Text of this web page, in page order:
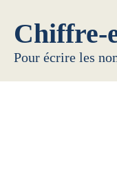
Chiffre-
Pour écrire les